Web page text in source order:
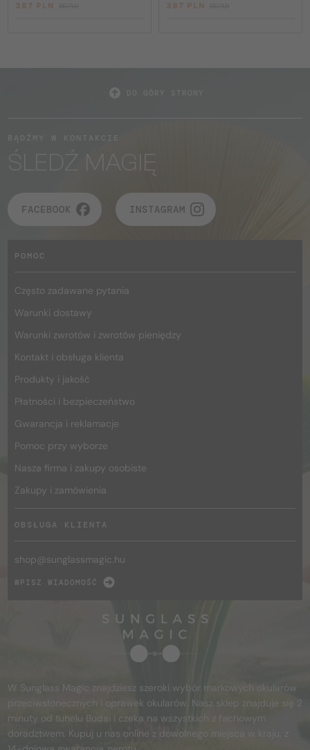
387 PLN 387 PLN
ŚLEDŹ MAGIĘ
FACEBOOK INSTAGRAM
POMOC
Często zadawane pytania
Warunki dostawy
Warunki zwrotów i zwrotów pieniędzy
Kontakt i obsługa klienta
Produkty i jakość
Płatności i bezpieczeństwo
Gwarancja i reklamacje
Pomoc przy wyborze
Nasza firma i zakupy osobiste
Zakupy i zamówienia
OBSŁUGA KLIENTA
shop@sunglassmagic.hu
WPISZ WIADOMOŚĆ
W Sunglass Magic znajdziesz szeroki wybór markowych okularów
przeciwsłonecznych i oprawek okularów. Nasz sklep znajduje się 2
minuty od tunelu Budai i czeka na wszystkich z fachowym
doradztwem. Kupuj u nas online z dowolnego miejsca w kraju, z